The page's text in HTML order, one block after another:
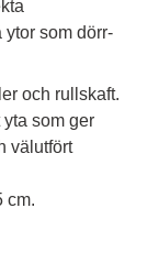
ytor som dörr-
och rullskaft.
som ger
välutfört
cm.